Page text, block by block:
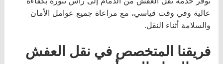
عالية وفي وقت قياسي، مع مراعاة جميع عوامل الأمان
والسلامة أثناء النقل.
فريقنا المتخصص في نقل العفش